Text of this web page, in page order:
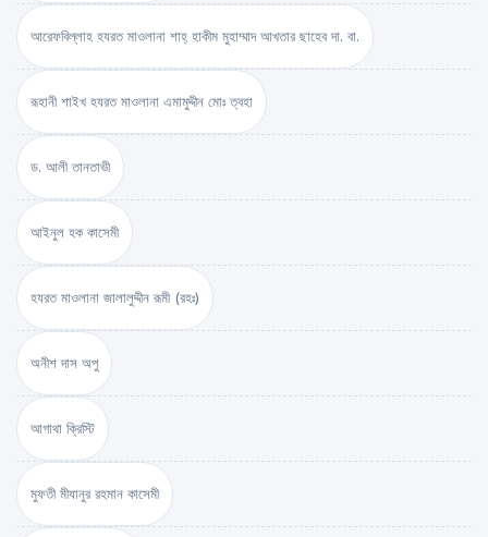
আরেফবিল্লাহ হযরত মাওলানা শাহ্ হাকীম মুহাম্মাদ আখতার ছাহেব দা. বা.
রূহানী শাইখ হযরত মাওলানা এমামুদ্দীন মোঃ ত্বহা
ড. আলী তানতাভী
আইনুল হক কাসেমী
হযরত মাওলানা জালালুদ্দীন রূমী (রহঃ)
অনীশ দাস অপু
আগাথা ক্রিস্টি
মুফতী মীযানুর রহমান কাসেমী